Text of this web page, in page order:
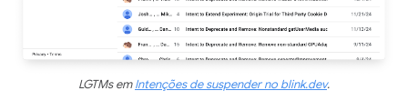
LGTMs emIntenções de suspender no blink.dev.